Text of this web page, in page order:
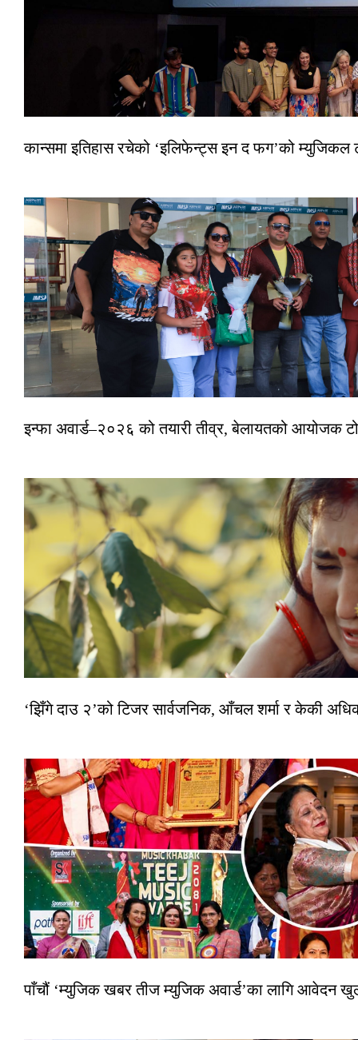
कान्समा इतिहास रचेको ‘इलिफेन्ट्स इन द फग’को म्युजिकल
इन्फा अवार्ड–२०२६ को तयारी तीव्र, बेलायतको आयोजक
‘झिँगे दाउ २’को टिजर सार्वजनिक, आँचल शर्मा र केकी
पाँचौं ‘म्युजिक खबर तीज म्युजिक अवार्ड’का लागि आवेदन